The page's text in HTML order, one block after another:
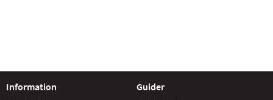
Information Guider